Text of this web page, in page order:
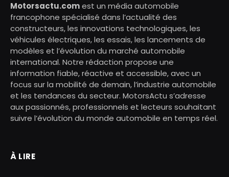
Motorsactu.comest un média automobile
francophone spécialisé dans l’actualité des
constructeurs, les innovations technologiques, les
véhicules électriques, les essais, les lancements de
modèles et l’évolution du marché automobile
international. Notre rédaction propose une
information fiable, réactive et accessible, avec un
focus sur la mobilité de demain, l’industrie automobile
et les tendances du secteur. MotorsActu s’adresse
aux passionnés, professionnels et lecteurs souhaitant
suivre l’évolution du monde automobile en temps réel.
À LIRE